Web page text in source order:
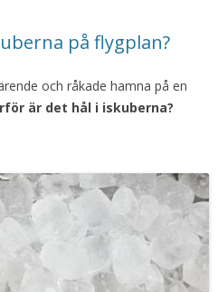
på flygplan?
och råkade hamna på en
är det hål i iskuberna?